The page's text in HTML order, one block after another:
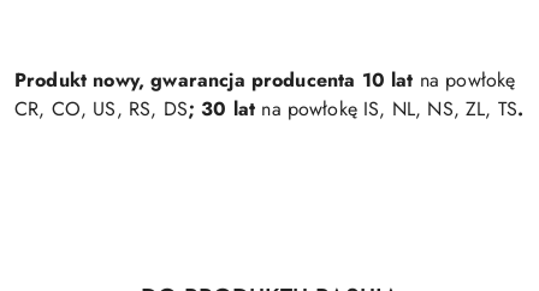
Produkt nowy, gwarancja producenta 10 lat na powłokę
CR, CO, US, RS, DS; 30 lat na powłokę IS, NL, NS, ZL, TS.